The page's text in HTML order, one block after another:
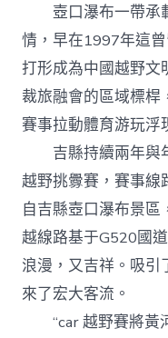
壺口瀑布一帶承
情，早在1997年這
打形成為中國越野文
裁旅融會的區域標桿
賽事拉動體育游玩浮
吉縣持續兩年與
越野挑釁賽，賽事線
自吉縣壺口瀑布景
越線路基于G520國
浪漫，又吉祥。吸引
來了宏大客流。
“car 越野賽將黃